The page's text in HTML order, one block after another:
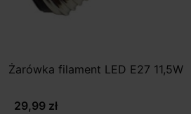
Żarówka filament LED E27 11,5W
29,99 zł